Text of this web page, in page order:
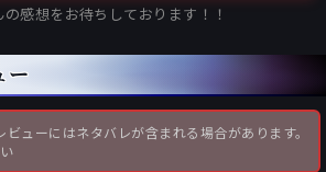
仲間を作るが、その仲間さえも敵と天秤
。
は追われる者になる。
猫を噛むが如く、ぎりぎりのところで口
どうにか生きながらえる。
感想をお待ちしております！！
ー
ューにはネタバレが含まれる場合があります。